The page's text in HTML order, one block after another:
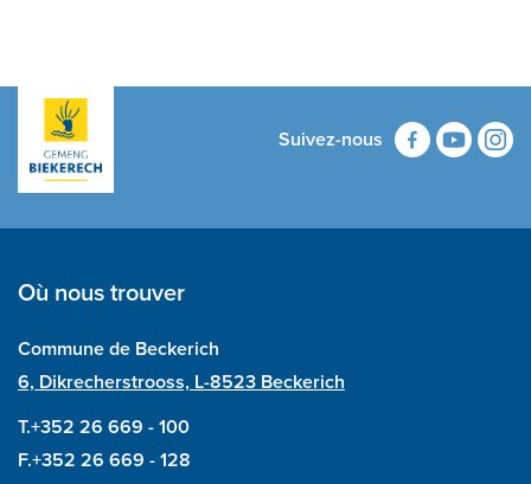
Suivez-nous
Où nous trouver
Commune de Beckerich
6, Dikrecherstrooss, L-8523 Beckerich
T.+352 26 669 - 100
F.+352 26 669 - 128